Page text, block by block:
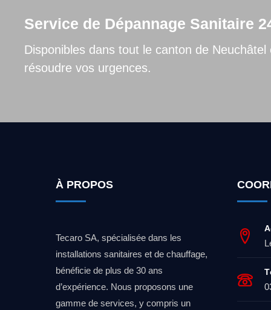
Service de Dépannage Sanitaire
Disponibles dans tout le canton de
résoudre vos urgences.
À PROPOS
Tecaro SA, spécialisée dans les
installations sanitaires et de chauffage,
bénéficie de plus de 30 ans
d’expérience. Nous proposons une
gamme de services, y compris un